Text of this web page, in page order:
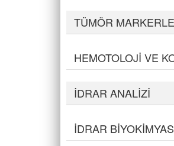
TÜMÖR
HEMOTOLOJİ VE
İDRAR ANALİZİ
İDRAR